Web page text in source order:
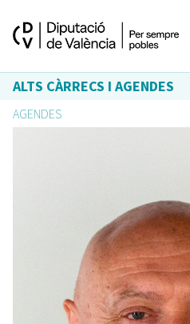
ALTS CÀRRECS I AGENDES
AGENDES